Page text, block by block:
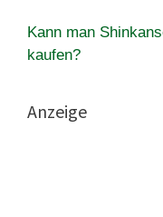
Kann man
kaufen?
Anzeige